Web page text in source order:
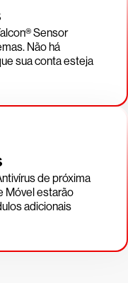
Sensor
Não há
sua conta esteja
de próxima
Móvel estarão
adicionais